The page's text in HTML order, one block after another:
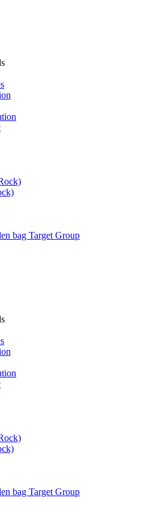
bag Target Group
bag Target Group